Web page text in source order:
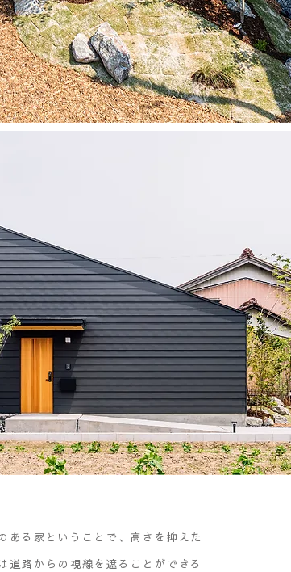
ある家ということで、高さを抑えた
道路からの視線を遮ることができる